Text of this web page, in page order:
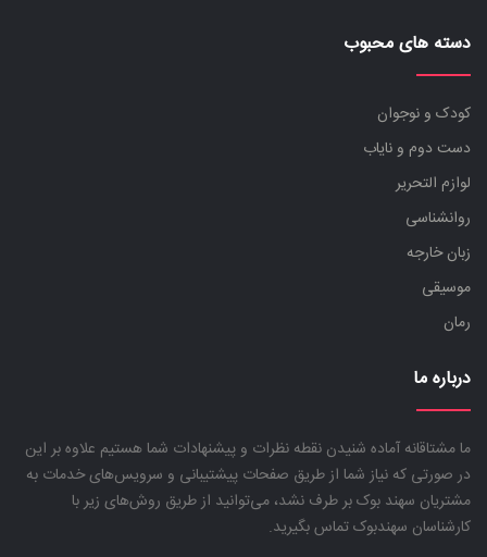
دسته های محبوب
کودک و نوجوان
دست دوم و نایاب
لوازم التحریر
روانشناسی
زبان خارجه
موسیقی
رمان
درباره ما
ما مشتاقانه آماده شنیدن نقطه نظرات و پیشنهادات شما هستیم علاوه بر این
در صورتی که نیاز شما از طریق صفحات پیشتیبانی و سرویس‌های خدمات به
مشتریان سهند بوک بر طرف نشد، می‌توانید از طریق روش‌های زیر با
کارشناسان سهندبوک تماس بگیرید.